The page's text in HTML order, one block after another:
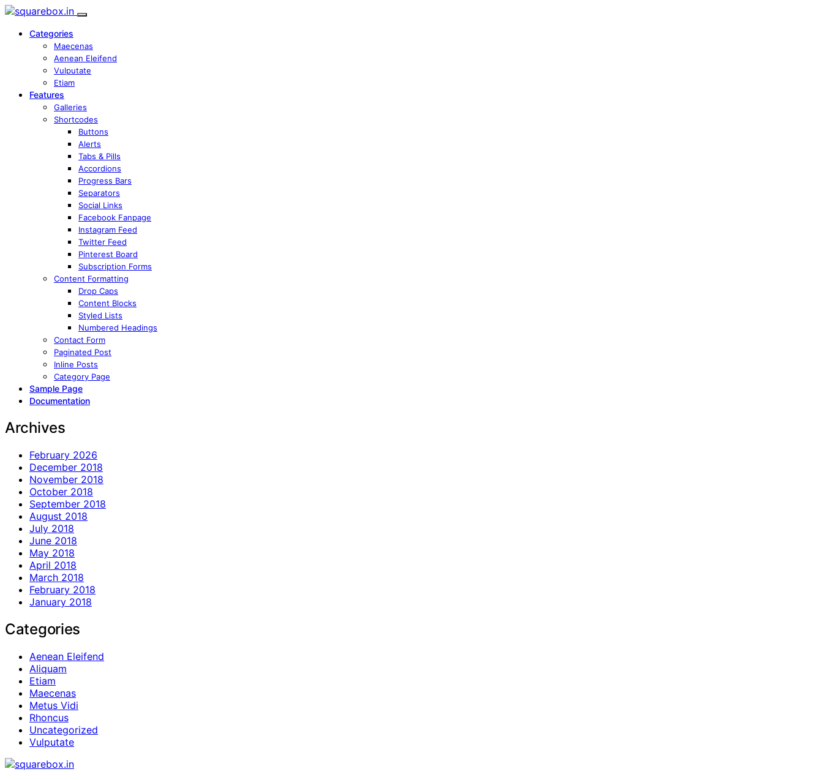
Categories
Maecenas
Aenean Eleifend
Vulputate
Etiam
Features
Galleries
Shortcodes
Buttons
Alerts
Tabs & Pills
Accordions
Progress Bars
Separators
Social Links
Facebook Fanpage
Instagram Feed
Twitter Feed
Pinterest Board
Subscription Forms
Content Formatting
Drop Caps
Content Blocks
Styled Lists
Numbered Headings
Contact Form
Paginated Post
Inline Posts
Category Page
Sample Page
Documentation
Archives
February 2026
December 2018
November 2018
October 2018
September 2018
August 2018
July 2018
June 2018
May 2018
April 2018
March 2018
February 2018
January 2018
Categories
Aenean Eleifend
Aliquam
Etiam
Maecenas
Metus Vidi
Rhoncus
Uncategorized
Vulputate